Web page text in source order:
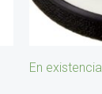
En existencia